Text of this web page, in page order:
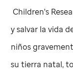
Children's
y salvar la vida
niños
su tierra natal,